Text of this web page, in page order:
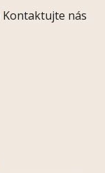
Kontaktujte nás